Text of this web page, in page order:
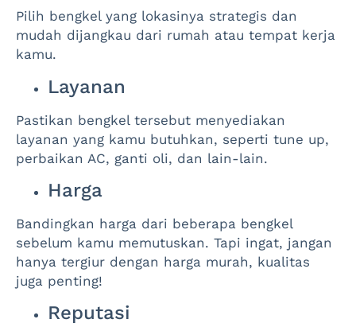
Pilih bengkel yang lokasinya strategis dan
mudah dijangkau dari rumah atau tempat kerja
kamu.
Layanan
Pastikan bengkel tersebut menyediakan
layanan yang kamu butuhkan, seperti tune up,
perbaikan AC, ganti oli, dan lain-lain.
Harga
Bandingkan harga dari beberapa bengkel
sebelum kamu memutuskan. Tapi ingat, jangan
hanya tergiur dengan harga murah, kualitas
juga penting!
Reputasi